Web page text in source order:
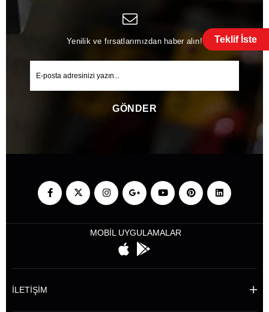
Teklif İste
Yenilik ve fırsatlarımızdan haber alın!
GÖNDER
MOBİL UYGULAMALAR
İLETİŞİM